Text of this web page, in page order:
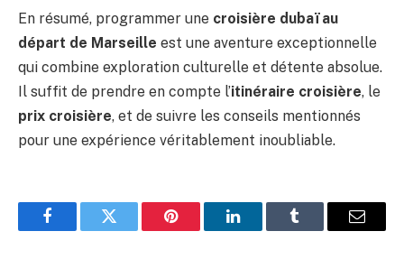
En résumé, programmer une croisière dubaï au
départ de Marseille est une aventure exceptionnelle
qui combine exploration culturelle et détente absolue.
Il suffit de prendre en compte l’itinéraire croisière, le
prix croisière, et de suivre les conseils mentionnés
pour une expérience véritablement inoubliable.
FacebookTwitter Pinterest LinkedInTumblr Email